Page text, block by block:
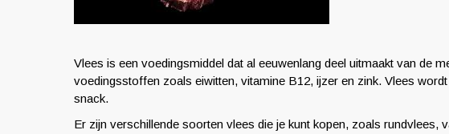
Vlees is een voedingsmiddel dat al eeuwenlang deel uitmaakt van de
voedingsstoffen zoals eiwitten, vitamine B12, ijzer en zink. Vlees
snack.
Er zijn verschillende soorten vlees die je kunt kopen, zoals rundvlees,